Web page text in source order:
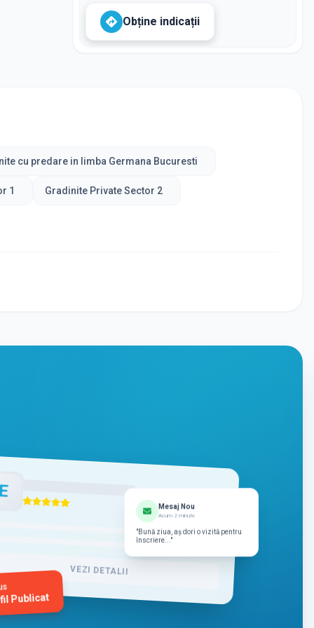
Obține indicații
cu predare in limba Germana Bucuresti
1 Gradinite Private Sector 2
E
VEZI DETALII
Acum 2 minute
"Bună ziua, aș dori o vizită pentru
înscriere..."
Publicat